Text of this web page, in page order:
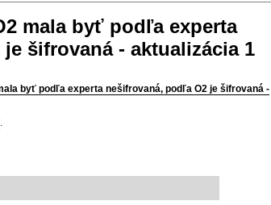
mala byť podľa experta
šifrovaná - aktualizácia 1
byť podľa experta nešifrovaná, podľa O2 je šifrovaná -
.